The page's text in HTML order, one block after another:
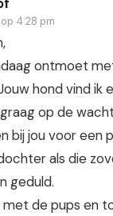
op 4:28 pm
ontmoet
hond vind ik
op de
bij jou voor een
als die
geduld.
met de pups en